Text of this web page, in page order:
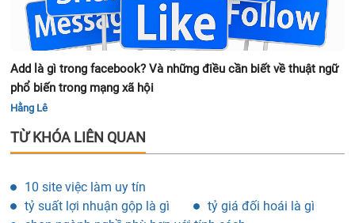
Add là gì trong facebook? Và những điều cần biết về thuật ngữ
phổ biến trong mạng xã hội
Hằng Lê
TỪ KHÓA LIÊN QUAN
10 site việc làm uy tín
tỷ suất lợi nhuận gộp là gì
tỷ giá đối hoái là gì